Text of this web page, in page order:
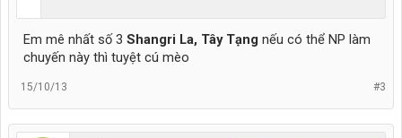
Em mê nhất số 3 Shangri La, Tây Tạng nếu có thể NP làm
chuyến này thì tuyệt cú mèo
#3
15/10/13